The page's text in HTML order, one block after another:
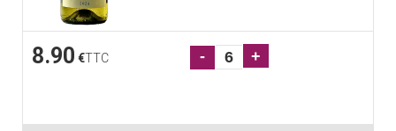
8.90 €TTC - +